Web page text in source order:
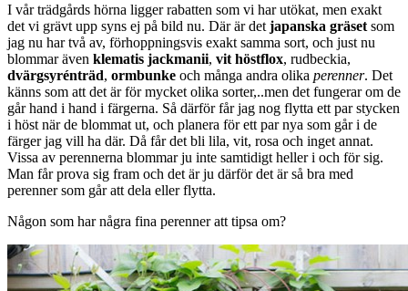
I vår trädgårds hörna ligger rabatten som vi har utökat, men exakt
det vi grävt upp syns ej på bild nu. Där är det japanska gräset som
jag nu har två av, förhoppningsvis exakt samma sort, och just nu
blommar även klematis jackmanii, vit höstflox, rudbeckia,
dvärgsyrénträd, ormbunke och många andra olika perenner. Det
känns som att det är för mycket olika sorter,..men det fungerar om de
går hand i hand i färgerna. Så därför får jag nog flytta ett par stycken
i höst när de blommat ut, och planera för ett par nya som går i de
färger jag vill ha där. Då får det bli lila, vit, rosa och inget annat.
Vissa av perennerna blommar ju inte samtidigt heller i och för sig.
Man får prova sig fram och det är ju därför det är så bra med
perenner som går att dela eller flytta.
Någon som har några fina perenner att tipsa om?